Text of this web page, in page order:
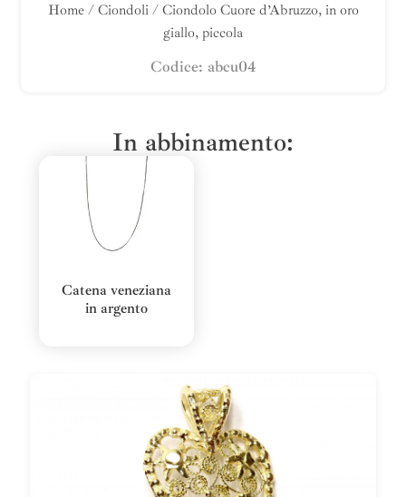
Home/ Ciondoli/ Ciondolo Cuore d’Abruzzo, in oro
giallo, piccola
Codice: abcu04
In abbinamento:
Catena veneziana
in argento